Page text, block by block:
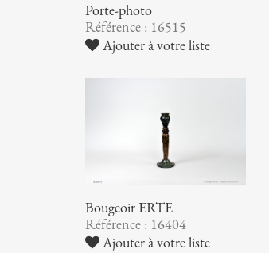
Porte-photo
Référence : 16515
Ajouter à votre liste
Bougeoir ERTE
Référence : 16404
Ajouter à votre liste